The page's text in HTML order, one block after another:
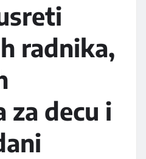
radnika,
za decu i